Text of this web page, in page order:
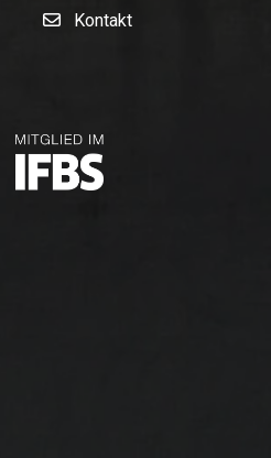
Kontakt